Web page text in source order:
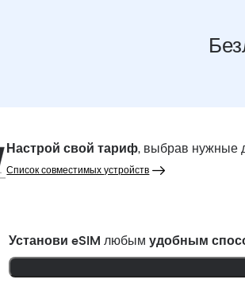
Настрой свой тариф, выбрав нужные
Список совместимых устройств
Установи eSIM любымудобным